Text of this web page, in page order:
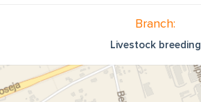
Branch:
Livestock breeding